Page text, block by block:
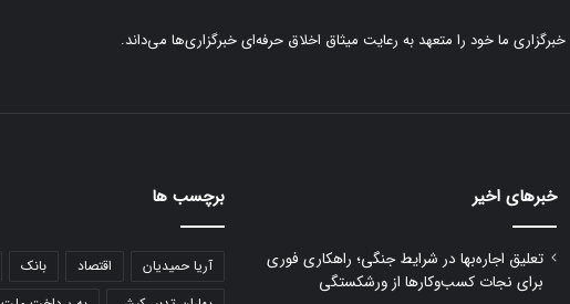
خبرگزاری ما خود را متعهد به رعایت میثاق اخلاق حرفه‌ای خبرگزاری‌ها می‌داند.
خبرهای اخیر
تعلیق اجاره‌بها در شرایط جنگی؛ راهکاری فوری
برای نجات کسب‌وکارها از ورشکستگی
برچسب ها
آریا حمیدیان اقتصاد بانک